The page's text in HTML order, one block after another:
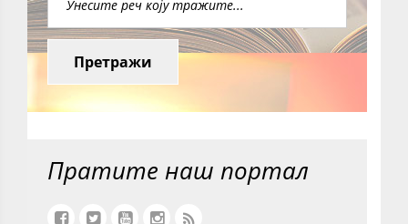
Претражи
Пратите наш портал